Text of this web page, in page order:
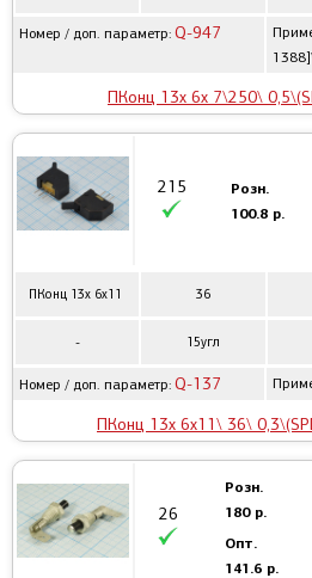
Номер / доп. параметр: Q-947
ПКонц 13x 6x 7\250\
ПКонц 13x 6x11 36
- 15угл
Номер / доп. параметр: Q-137
ПКонц 13x 6x11\ 36\
215
Розн.
100.8 р.
26
Розн.
180 р.
Опт.
141.6 р.